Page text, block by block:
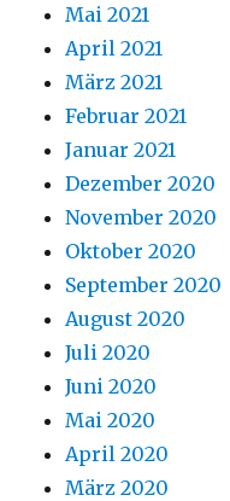
Mai 2021
April 2021
März 2021
Februar 2021
Januar 2021
Dezember 2020
November 2020
Oktober 2020
September 2020
August 2020
Juli 2020
Juni 2020
Mai 2020
April 2020
März 2020